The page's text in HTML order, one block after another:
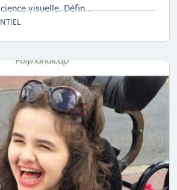
visuelle. Défin...